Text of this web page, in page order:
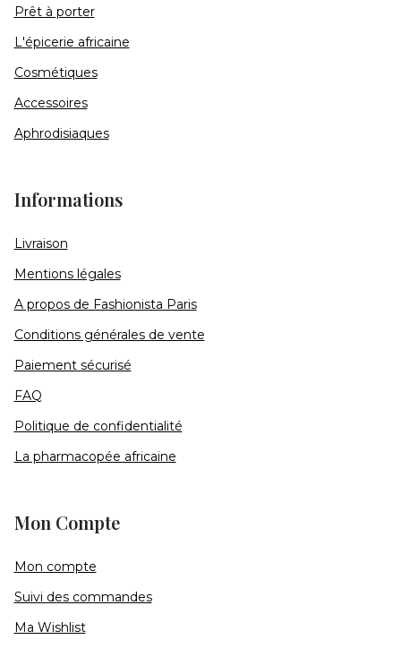
Prêt à porter
L'épicerie africaine
Cosmétiques
Accessoires
Aphrodisiaques
Informations
Livraison
Mentions légales
A propos de Fashionista Paris
Conditions générales de vente
Paiement sécurisé
FAQ
Politique de confidentialité
La pharmacopée africaine
Mon Compte
Mon compte
Suivi des commandes
Ma Wishlist